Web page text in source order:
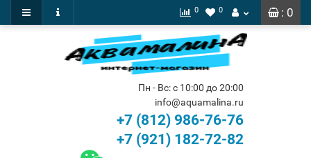
: 0
0 0
Пн - Вс: с 10:00 до 20:00
info@aquamalina.ru
+7 (812) 986-76-76
+7 (921) 182-72-82